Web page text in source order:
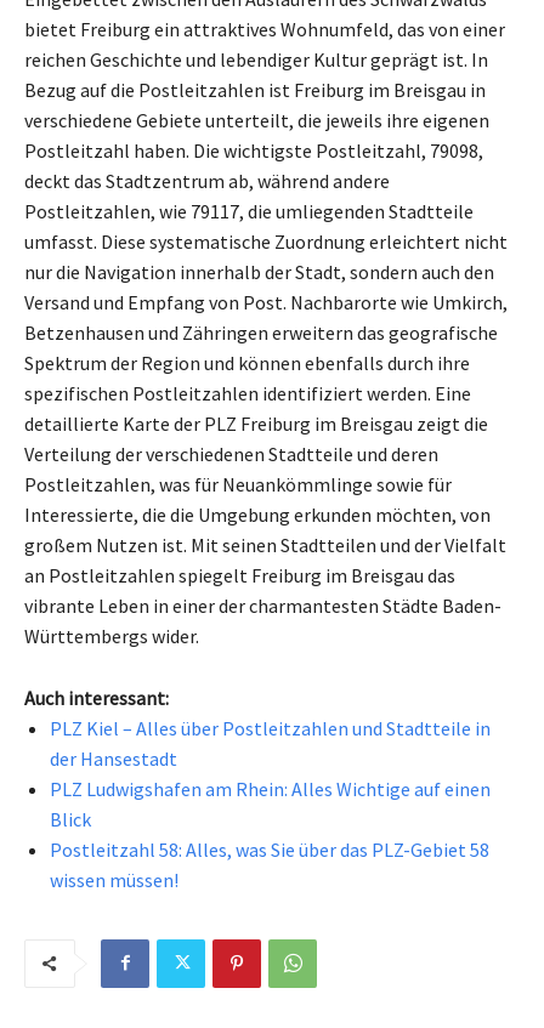
bietet Freiburg ein attraktives Wohnumfeld, das von einer
reichen Geschichte und lebendiger Kultur geprägt ist. In
Bezug auf die Postleitzahlen ist Freiburg im Breisgau in
verschiedene Gebiete unterteilt, die jeweils ihre eigenen
Postleitzahl haben. Die wichtigste Postleitzahl, 79098,
deckt das Stadtzentrum ab, während andere
Postleitzahlen, wie 79117, die umliegenden Stadtteile
umfasst. Diese systematische Zuordnung erleichtert nicht
nur die Navigation innerhalb der Stadt, sondern auch den
Versand und Empfang von Post. Nachbarorte wie Umkirch,
Betzenhausen und Zähringen erweitern das geografische
Spektrum der Region und können ebenfalls durch ihre
spezifischen Postleitzahlen identifiziert werden. Eine
detaillierte Karte der PLZ Freiburg im Breisgau zeigt die
Verteilung der verschiedenen Stadtteile und deren
Postleitzahlen, was für Neuankömmlinge sowie für
Interessierte, die die Umgebung erkunden möchten, von
großem Nutzen ist. Mit seinen Stadtteilen und der Vielfalt
an Postleitzahlen spiegelt Freiburg im Breisgau das
vibrante Leben in einer der charmantesten Städte Baden-
Württembergs wider.
Auch interessant:
PLZ Kiel – Alles über Postleitzahlen und Stadtteile in
der Hansestadt
PLZ Ludwigshafen am Rhein: Alles Wichtige auf einen
Blick
Postleitzahl 58: Alles, was Sie über das PLZ-Gebiet 58
wissen müssen!